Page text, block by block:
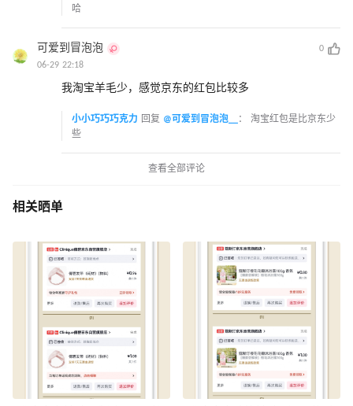
哈
可爱到冒泡泡
0
06-29 22:18
我淘宝羊毛少，感觉京东的红包比较多
小小巧巧巧克力 回复 @可爱到冒泡泡__ ： 淘宝红包是比京东少
些
查看全部评论
相关晒单